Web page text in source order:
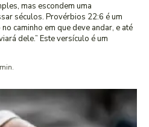
mas escondem uma
séculos. Provérbios 22:6 é um
versículo é um
min.